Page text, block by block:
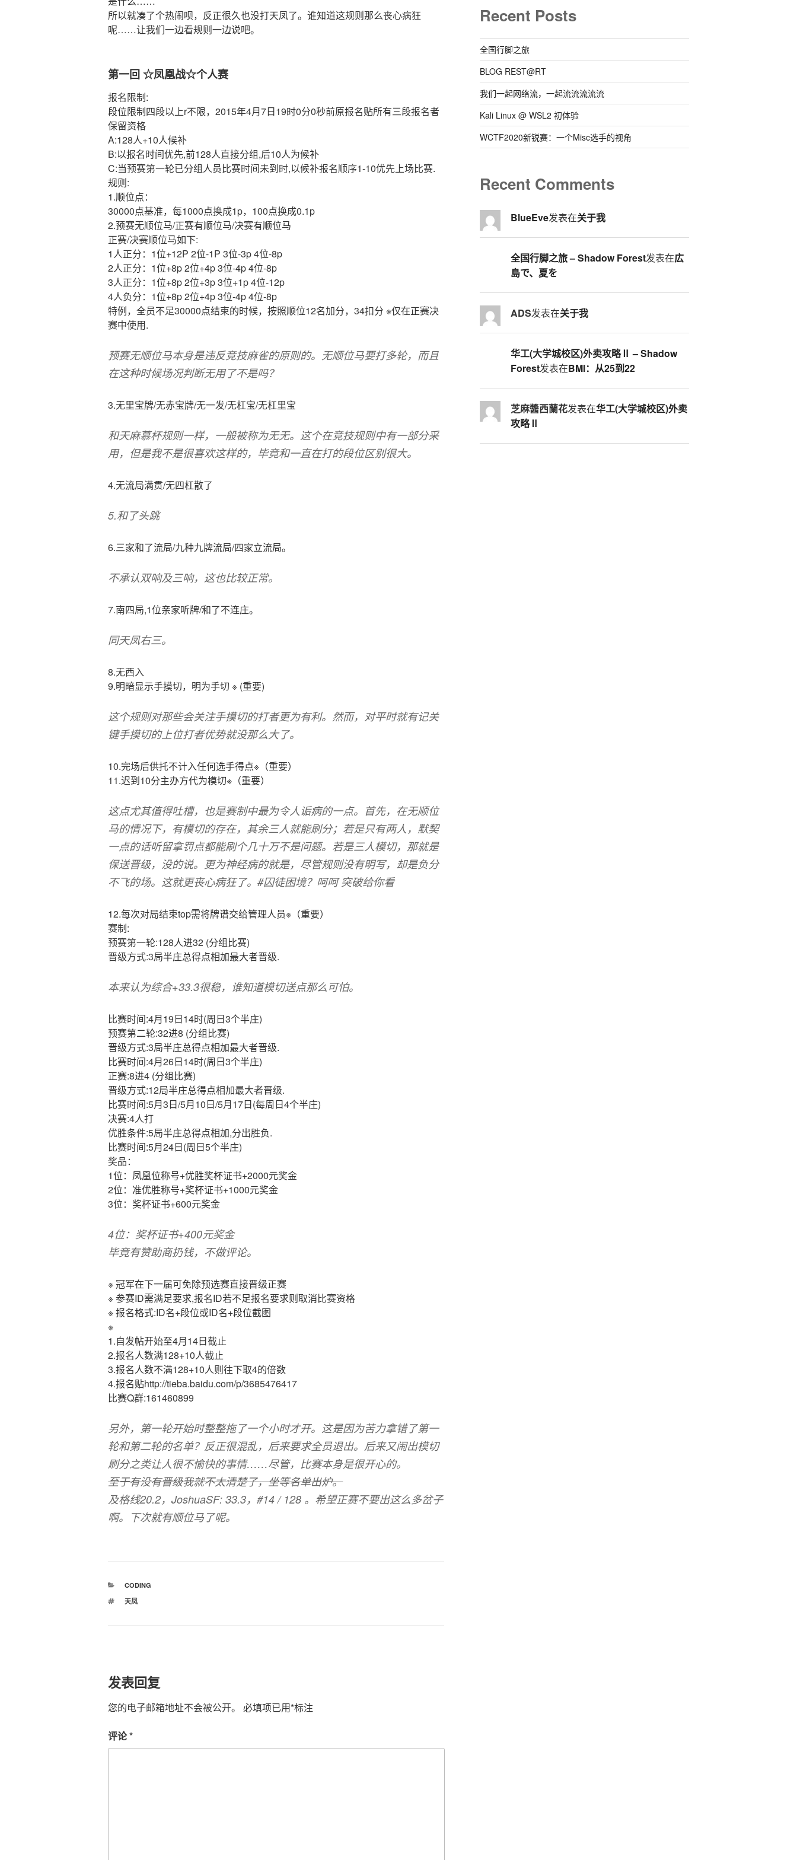
所以就凑了个热闹呗，反正很久也没打天凤了。谁知道这规则那么丧心病狂
呢……让我们一边看规则一边说吧。
第一回 ☆凤凰战☆个人赛
报名限制:
段位限制四段以上r不限，2015年4月7日19时0分0秒前原报名贴所有三段报名者
保留资格
A:128人+10人候补
B:以报名时间优先,前128人直接分组,后10人为候补
C:当预赛第一轮已分组人员比赛时间未到时,以候补报名顺序1-10优先上场比赛.
规则:
1.顺位点：
30000点基准，每1000点换成1p，100点换成0.1p
2.预赛无顺位马/正赛有顺位马/决赛有顺位马
正赛/决赛顺位马如下:
1人正分：1位+12P 2位-1P 3位-3p 4位-8p
2人正分：1位+8p 2位+4p 3位-4p 4位-8p
3人正分：1位+8p 2位+3p 3位+1p 4位-12p
4人负分：1位+8p 2位+4p 3位-4p 4位-8p
特例，全员不足30000点结束的时候，按照顺位12名加分，34扣分 ※仅在正赛决
赛中使用.
预赛无顺位马本身是违反竞技麻雀的原则的。无顺位马要打多轮，而且
在这种时候场况判断无用了不是吗？
3.无里宝牌/无赤宝牌/无一发/无杠宝/无杠里宝
和天麻慕杯规则一样，一般被称为无无。这个在竞技规则中有一部分采
用，但是我不是很喜欢这样的，毕竟和一直在打的段位区别很大。
4.无流局满贯/无四杠散了
5.和了头跳
6.三家和了流局/九种九牌流局/四家立流局。
不承认双响及三响，这也比较正常。
7.南四局,1位亲家听牌/和了不连庄。
同天凤右三。
8.无西入
9.明暗显示手摸切，明为手切 ※ (重要)
这个规则对那些会关注手摸切的打者更为有利。然而，对平时就有记关
键手摸切的上位打者优势就没那么大了。
10.完场后供托不计入任何选手得点※（重要）
11.迟到10分主办方代为模切※（重要）
这点尤其值得吐槽，也是赛制中最为令人诟病的一点。首先，在无顺位
马的情况下，有模切的存在，其余三人就能刷分；若是只有两人，默契
一点的话听留拿罚点都能刷个几十万不是问题。若是三人模切，那就是
保送晋级，没的说。更为神经病的就是，尽管规则没有明写，却是负分
不飞的场。这就更丧心病狂了。#囚徒困境？呵呵 突破给你看
12.每次对局结束top需将牌谱交给管理人员※（重要）
赛制:
预赛第一轮:128人进32 (分组比赛)
晋级方式:3局半庄总得点相加最大者晋级.
本来认为综合+33.3很稳，谁知道模切送点那么可怕。
比赛时间:4月19日14时(周日3个半庄)
预赛第二轮:32进8 (分组比赛)
晋级方式:3局半庄总得点相加最大者晋级.
比赛时间:4月26日14时(周日3个半庄)
正赛:8进4 (分组比赛)
晋级方式:12局半庄总得点相加最大者晋级.
比赛时间:5月3日/5月10日/5月17日(每周日4个半庄)
决赛:4人打
优胜条件:5局半庄总得点相加,分出胜负.
比赛时间:5月24日(周日5个半庄)
奖品：
1位：凤凰位称号+优胜奖杯证书+2000元奖金
2位：准优胜称号+奖杯证书+1000元奖金
3位：奖杯证书+600元奖金
4位：奖杯证书+400元奖金
毕竟有赞助商扔钱，不做评论。
※ 冠军在下一届可免除预选赛直接晋级正赛
※ 参赛ID需满足要求,报名ID若不足报名要求则取消比赛资格
※ 报名格式:ID名+段位或ID名+段位截图
※
1.自发帖开始至4月14日截止
2.报名人数满128+10人截止
3.报名人数不满128+10人则往下取4的倍数
4.报名贴http://tieba.baidu.com/p/3685476417
比赛Q群:161460899
另外，第一轮开始时整整拖了一个小时才开。这是因为苦力拿错了第一
轮和第二轮的名单？反正很混乱，后来要求全员退出。后来又闹出模切
刷分之类让人很不愉快的事情……尽管，比赛本身是很开心的。
至于有没有晋级我就不太清楚了，坐等名单出炉。
及格线20.2，JoshuaSF: 33.3，#14 / 128 。希望正赛不要出这么多岔子
啊。下次就有顺位马了呢。
分
CODING
标
天凤
发表回复
您的电子邮箱地址不会被公开。 必填项已用*标注
评论*
Recent Posts
全国行脚之旅
BLOG REST@RT
我们一起网络流，一起流流流流流
Kali Linux @ WSL2 初体验
WCTF2020新锐赛：一个Misc选手的视角
Recent Comments
BlueEve发表在关于我
全国行脚之旅 – Shadow Forest发表在広
島で、夏を
ADS发表在关于我
华工(大学城校区)外卖攻略Ⅱ – Shadow
Forest发表在BMI：从25到22
芝麻醬西蘭花发表在华工(大学城校区)外卖
攻略Ⅱ